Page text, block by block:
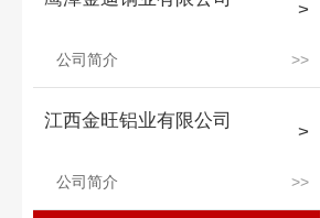
公司简介
江西金旺铝业有限公司
公司简介